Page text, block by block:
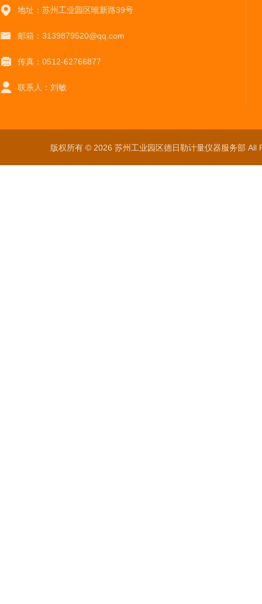
地址：苏州工业园区唯新路39号
邮箱：3139879520@qq.com
传真：0512-62766877
联系人：刘敏
版权所有 © 2026 苏州工业园区德日勒计量仪器服务部